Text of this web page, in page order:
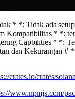
* *: Tidak ada
Kompatibilitas * *:
Capbilities * *:
dan Kekurangan #
crates.io/crates/
www.npmjs.com/